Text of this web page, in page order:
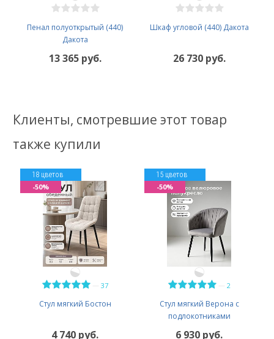
Пенал полуоткрытый (440)
Дакота
13 365 руб.
Шкаф угловой (440) Дакота
26 730 руб.
Клиенты, смотревшие этот товар
также купили
37
Стул мягкий Бостон
18 цветов
4 740 руб.
-50%
2
Стул мягкий Верона с
подлокотниками
15 цветов
6 930 руб.
-50%